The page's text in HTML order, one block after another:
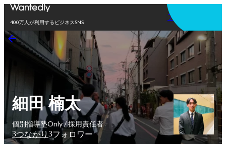
400万人が利用するビジネスSNS
アプリを使う
細田 楠太
個別指導塾Only / 採用責任者
3つながり 3フォロワー